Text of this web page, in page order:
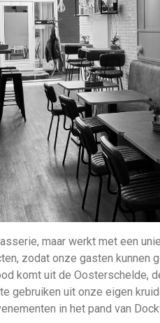
maar werkt met een
zodat onze gasten kunnen
komt uit de Oosterschelde,
gebruiken uit onze eigen
in het pand van